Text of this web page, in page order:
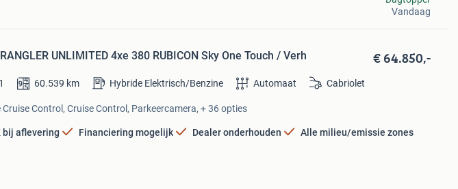
Vandaag
UNLIMITED 4xe 380 RUBICON Sky One Touch / Verh € 64.850,-
60.539 km Hybride Elektrisch/Benzine Automaat Cabriolet
Control, Cruise Control, Parkeercamera, + 36 opties
bij aflevering Financiering mogelijk Dealer onderhouden Alle milieu/emissie zones